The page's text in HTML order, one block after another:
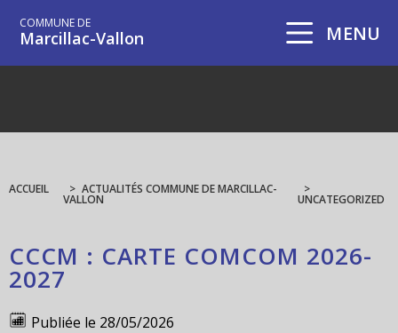
COMMUNE DE
Marcillac-Vallon MENU
ACCUEIL > ACTUALITÉS COMMUNE DE MARCILLAC-
VALLON
>
UNCATEGORIZED
CCCM : CARTE COMCOM 2026-
2027
Publiée le 28/05/2026